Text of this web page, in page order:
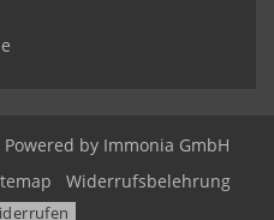
Powered by Immonia GmbH
Widerrufsbelehrung